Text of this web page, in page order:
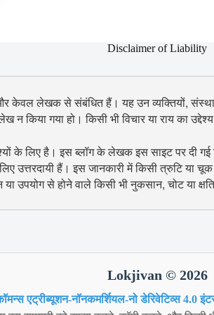
Disclaimer of Liability
और केवल लेखक से संबंधित हैं। यह उन व्यक्तियों,
गया हो। किसी भी विचार या राय का
के लिए है। इस ब्लॉग के लेखक इस साइट पर दी
उत्तरदायी हैं। इस जानकारी में किसी त्रुटि या
या उपयोग से होने वाले किसी भी नुकसान, चोट या
Lokjivan © 2026
एट्रीब्यूशन-नॉनकमर्शियल-नो डेरिवेटिव्स 4.0